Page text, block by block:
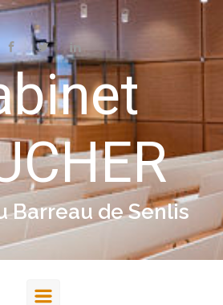
Barreau de Senlis